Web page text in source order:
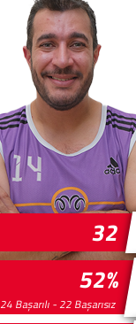
32
52%
24 Başarılı - 22 Başarısız